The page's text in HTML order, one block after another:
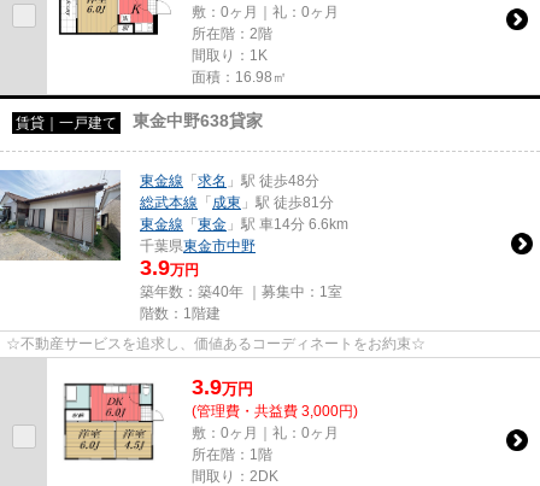
敷：0ヶ月｜礼：0ヶ月
所在階：2階
間取り：1K
面積：16.98㎡
賃貸｜一戸建て 東金中野638貸家
東金線 「求名 」駅 徒歩48分
総武本線 「成東 」駅 徒歩81分
東金線 「東金 」駅 車14分 6.6km
千葉県東金市中野
3.9万円
築年数：築40年 ｜募集中： 1室
階数：1階建
☆不動産サービスを追求し、価値あるコーディネートをお約束☆
3.9万円
(管理費・共益費 3,000円)
敷：0ヶ月｜礼：0ヶ月
所在階：1階
間取り：2DK